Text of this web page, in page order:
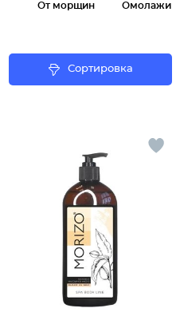
От морщин
Сортировка